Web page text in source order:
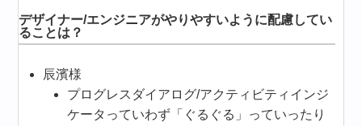
デザイナー/エンジニアがやりやすいように配慮してい
ることは？
辰濱様
プログレスダイアログ/アクティビティインジ
ケータっていわず「ぐるぐる」っていったり